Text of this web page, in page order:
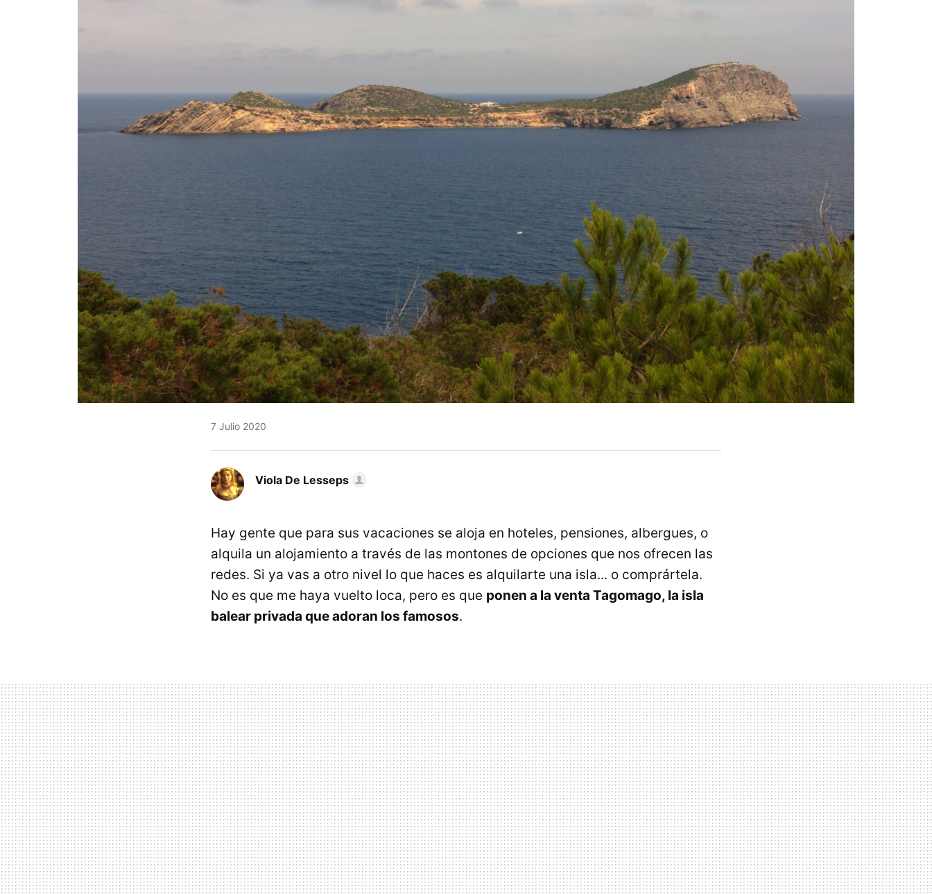
7 Julio 2020
Viola De Lesseps
Hay gente que para sus vacaciones se aloja en hoteles, pensiones, albergues, o
alquila un alojamiento a través de las montones de opciones que nos ofrecen las
redes. Si ya vas a otro nivel lo que haces es alquilarte una isla... o comprártela.
No es que me haya vuelto loca, pero es que ponen a la venta Tagomago, la isla
balear privada que adoran los famosos.